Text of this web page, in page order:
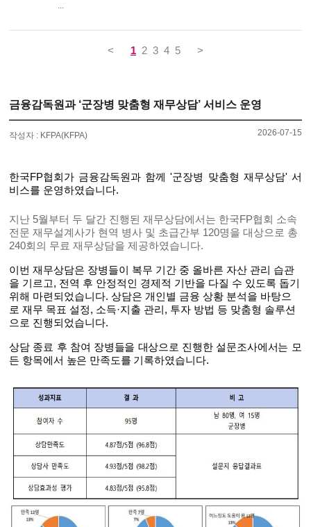
...
< 1 2 3 4 5 >
금융감독원과 ‘군장병 맞춤형 재무상담’ 서비스 운영
작성자 : KFPA(KFPA) 2026-07-15
한국FP협회가 금융감독원과 함께 '군장병 맞춤형 재무상담' 서
비스를 운영하였습니다.
지난 5월부터 두 달간 진행된 재무상담에서는 한국FP협회 소속
전문 재무설계사가 현역 병사 및 초급간부 120명을 대상으로 총
240회의 무료 재무상담을 제공하였습니다.
이번 재무상담은 장병들이 복무 기간 중 올바른 자산 관리 습관
을 기르고, 전역 후 안정적인 경제적 기반을 다질 수 있도록 돕기
위해 마련되었습니다. 상담은 개인별 금융 상황 분석을 바탕으
로재무 목표 설정, 소득·지출 관리, 투자 방법 등 맞춤형 솔루션
으로 진행되었습니다.
상담 종료 후 참여 장병들을 대상으로 진행한 설문조사에서는 모
든 항목에서 높은 만족도를 기록하였습니다.